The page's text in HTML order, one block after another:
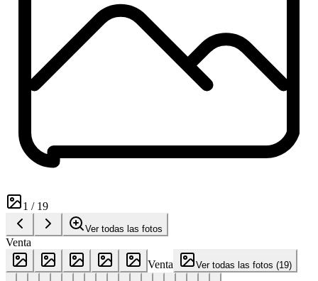
1 / 19
Ver todas las fotos
Venta
Venta
Ver todas las fotos (19)